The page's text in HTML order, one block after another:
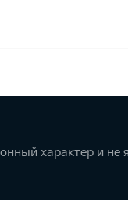
характер и не